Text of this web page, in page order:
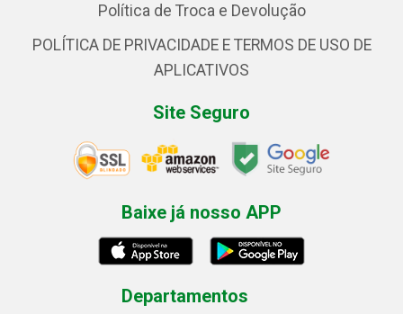
Política de Troca e Devolução
POLÍTICA DE PRIVACIDADE E TERMOS DE USO DE
APLICATIVOS
Site Seguro
Baixe já nosso APP
Departamentos